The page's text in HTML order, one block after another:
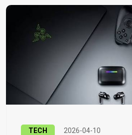
TECH 2026-04-10